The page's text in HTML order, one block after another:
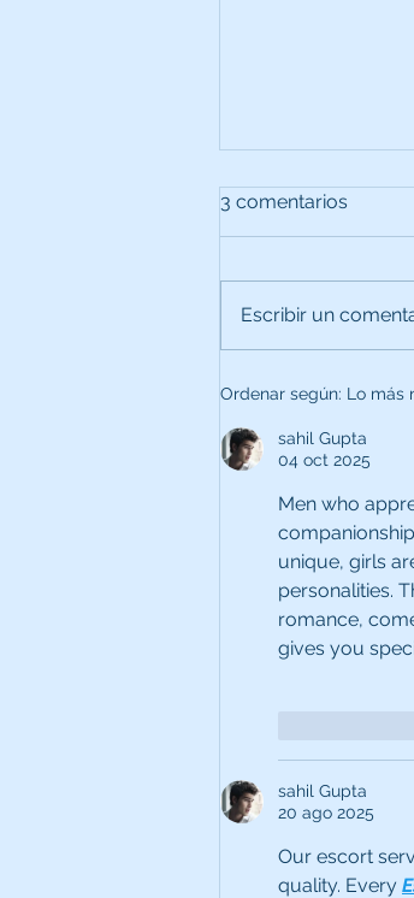
Llega al
Arco C para
3 comentarios
Escribir un
Ordenar según: Lo más
sahil Gupta
04 oct 2025
Men who
unique, girls
personalities.
romance,
gives you
sahil Gupta
20 ago 2025
Our escort
quality. Every